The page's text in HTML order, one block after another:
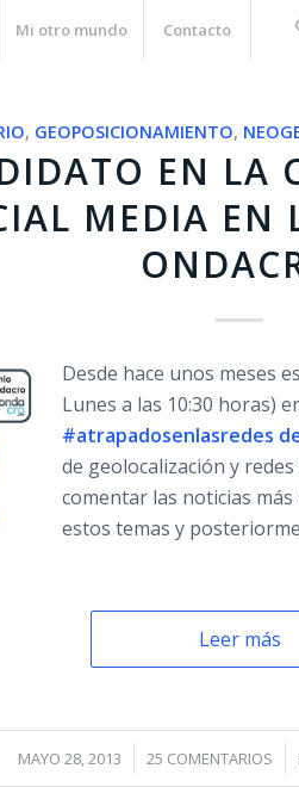
Mi otro mundo Contacto
, GEOPOSICIONAMIENTO,
EN LA
MEDIA EN
Desde hace unos meses
Lunes a las 10:30 horas)
#atrapadosenlasredes
de geolocalización y
comentar las noticias
estos temas y
Leer más
MAYO 28, 2013
/ 25 COMENTARIOS
/